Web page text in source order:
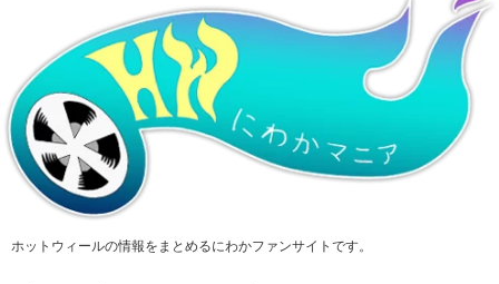
ホットウィールの情報をまとめるにわかファンサイトです。